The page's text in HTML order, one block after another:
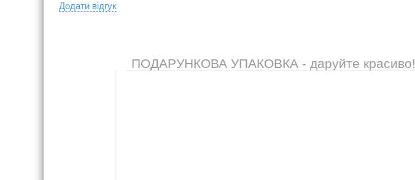
Додати вiдгук
ПОДАРУНКОВА УПАКОВКА - даруйте красиво!